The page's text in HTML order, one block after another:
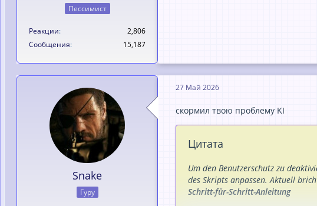
Пессимист
Реакции
2,806
Сообщения
15,187
Snake
Гуру
27 Май 2026
скормил твою проблему KI
Цитата
Um den Benutzerschutz zu
des Skripts anpassen. Aktuell
Schritt-für-Schritt-Anleitung